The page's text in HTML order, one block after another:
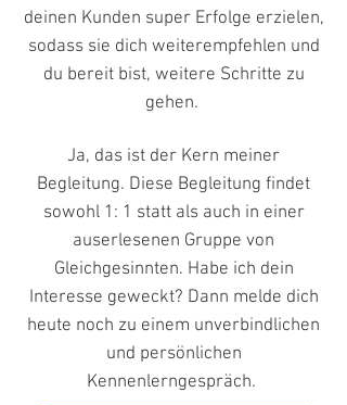
deinen Kunden super Erfolge erzielen,
sodass sie dich weiterempfehlen und
du bereit bist, weitere Schritte zu
gehen.
Ja, das ist der Kern meiner
Begleitung. Diese Begleitung findet
sowohl 1: 1 statt als auch in einer
auserlesenen Gruppe von
Gleichgesinnten. Habe ich dein
Interesse geweckt? Dann melde dich
heute noch zu einem unverbindlichen
und persönlichen
Kennenlerngespräch.